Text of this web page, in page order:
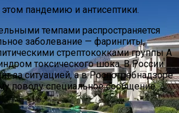
Блоки Для Строительства:
И Недостатки
пандемию и антисептики.
темпами распространяется
заболевание — фарингиты,
стрептококками группы А
токсического шока. В России
за ситуацией, а в Роспотребнадзоре
поводу специальное сообщение.